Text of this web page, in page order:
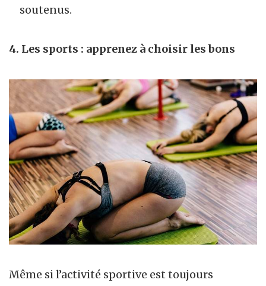
soutenus.
4. Les sports : apprenez à choisir les bons
Même si l’activité sportive est toujours